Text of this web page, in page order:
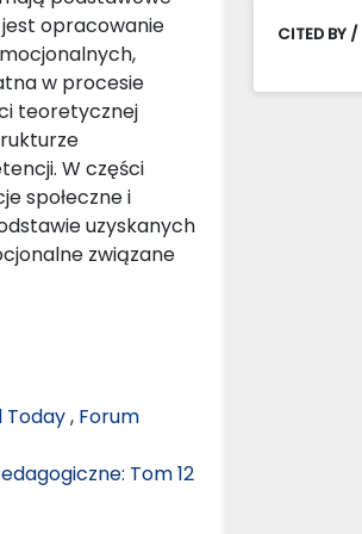
opracowanie
w procesie
teoretycznej
W części
społeczne i
uzyskanych
związane
Today, Forum
Tom 12
CITED BY /